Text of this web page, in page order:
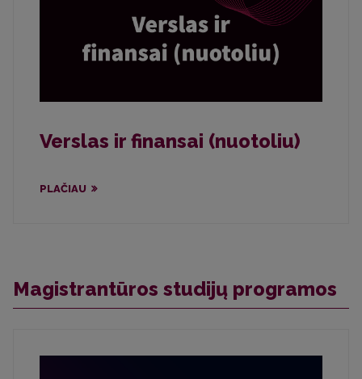
Verslas ir finansai (nuotoliu)
PLAČIAU
Magistrantūros studijų programos